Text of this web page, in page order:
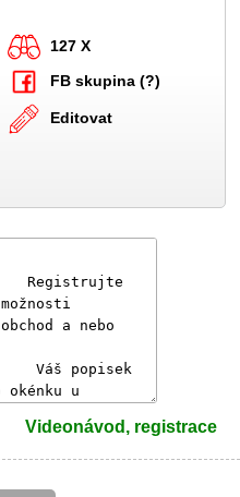
127 X
FB skupina (?)
Editovat
Videonávod, registrace